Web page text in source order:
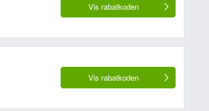
Vis rabatkoden
Vis rabatkoden